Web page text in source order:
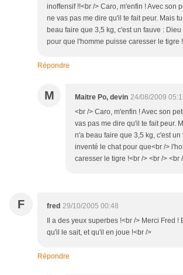
inoffensif !!<br /> Caro, m'enfin ! Avec son
ne vas pas me dire qu'il te fait peur. Mais
beau faire que 3,5 kg, c'est un fauve :
pour que l'homme puisse caresser le tigre !
Répondre
M Maitre Po, devin 24/08/2009
<br /> Caro, m'enfin ! Avec son
vas pas me dire qu'il te fait peur.
n'a beau faire que 3,5 kg, c'est un
inventé le chat pour que<br />
caresser le tigre !<br /> <br /> <br
F fred 29/10/2005 00:48
Il a des yeux superbes !<br /> Merci Fred !
qu'il le sait, et qu'il en joue !<br />
Répondre